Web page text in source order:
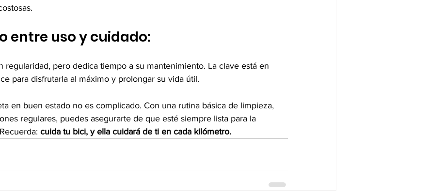
entre uso y cuidado:
regularidad, pero dedica tiempo a su mantenimiento. La clave está en
para disfrutarla al máximo y prolongar su vida útil.
en buen estado no es complicado. Con una rutina básica de limpieza,
regulares, puedes asegurarte de que esté siempre lista para la
cuida tu bici, y ella cuidará de ti en cada kilómetro.